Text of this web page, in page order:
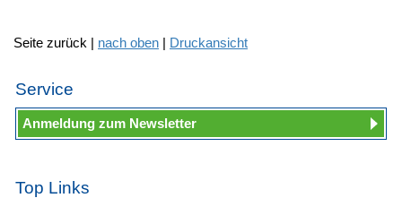
Seite zurück | nach oben | Druckansicht
Service
Anmeldung zum Newsletter
Top Links